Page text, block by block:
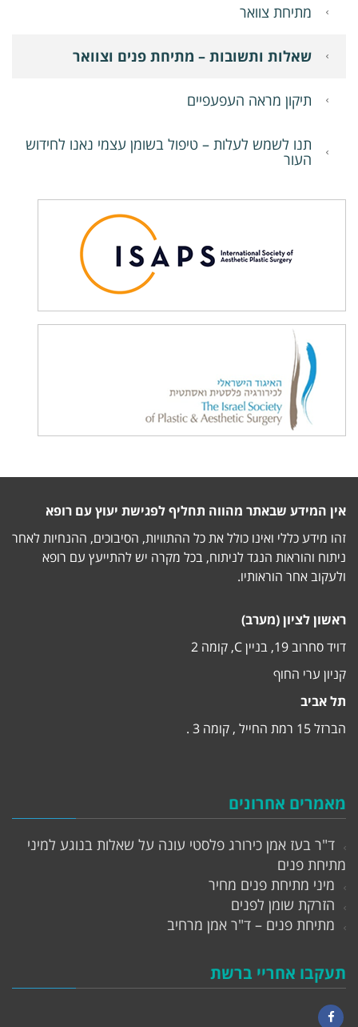
מתיחת צוואר
שאלות ותשובות – מתיחת פנים וצוואר
תיקון מראה העפעפיים
תנו לשמש לעלות – טיפול בשומן עצמי נאנו לחידוש
העור
אין המידע שבאתר מהווה תחליף לפגישת יעוץ עם רופא
זהו מידע כללי ואינו כולל את כל ההתוויות, הסיבוכים, ההנחיות לאחר
ניתוח והוראות הנגד לניתוח, בכל מקרה יש להתייעץ עם רופא
ולעקוב אחר הוראותיו.
ראשון לציון (מערב)
דויד סחרוב 19, בניין C, קומה 2
קניון ערי החוף
תל אביב
הברזל 15 רמת החייל , קומה 3 .
מאמרים אחרונים
ד"ר בעז אמן כירורג פלסטי עונה על שאלות בנוגע למיני
מתיחת פנים
מיני מתיחת פנים מחיר
הזרקת שומן לפנים
מתיחת פנים – ד"ר אמן מרחיב
תעקבו אחריי ברשת